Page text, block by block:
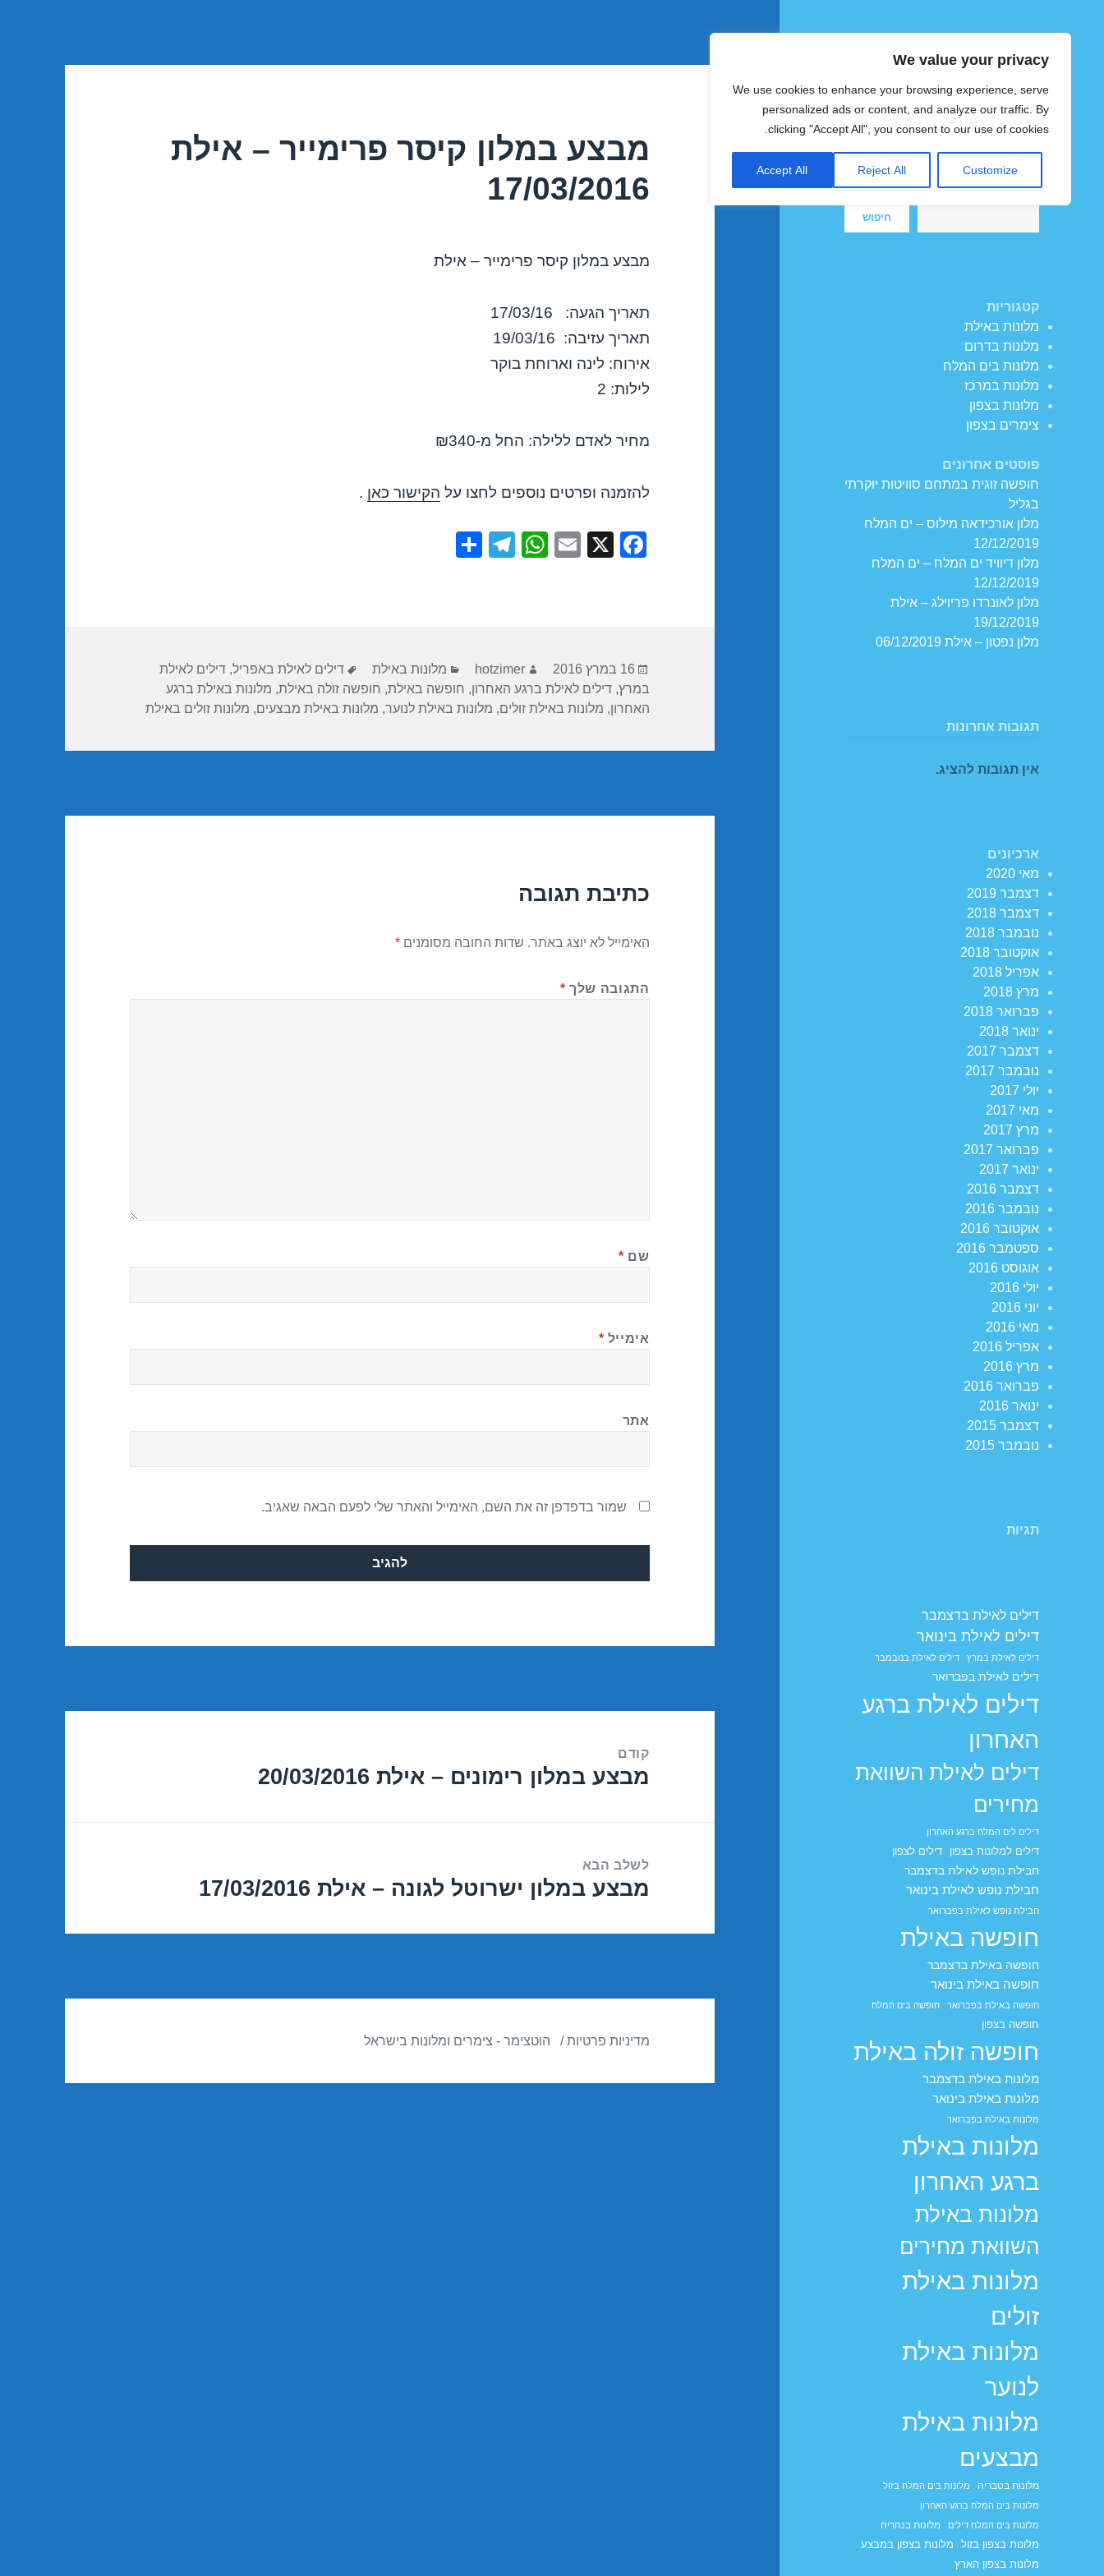
We value your privacy
We use cookies to enhance your browsing experience, serve
personalized ads or content, and analyze our traffic. By
clicking "Accept All", you consent to our use of cookies.
Customize
Reject All
Accept All
צימרים ומלונות זולים בישראל
חיפוש
חיפוש
קטגוריות
מלונות באילת
מלונות בדרום
מלונות בים המלח
מלונות במרכז
מלונות בצפון
צימרים בצפון
פוסטים אחרונים
חופשה זוגית במתחם סוויטות יוקרתי
בגליל
מלון אורכידאה מילוס – ים המלח
12/12/2019
מלון דיוויד ים המלח – ים המלח
12/12/2019
מלון לאונרדו פריוילג – אילת
19/12/2019
מלון נפטון – אילת 06/12/2019
תגובות אחרונות
אין תגובות להציג.
ארכיונים
מאי 2020
דצמבר 2019
דצמבר 2018
נובמבר 2018
אוקטובר 2018
אפריל 2018
מרץ 2018
פברואר 2018
ינואר 2018
דצמבר 2017
נובמבר 2017
יולי 2017
מאי 2017
מרץ 2017
פברואר 2017
ינואר 2017
דצמבר 2016
נובמבר 2016
אוקטובר 2016
ספטמבר 2016
אוגוסט 2016
יולי 2016
יוני 2016
מאי 2016
אפריל 2016
מרץ 2016
פברואר 2016
ינואר 2016
דצמבר 2015
נובמבר 2015
תגיות
דילים לאילת בדצמבר
דילים לאילת בינואר
דילים לאילת במרץ דילים לאילת בנובמבר
דילים לאילת בפברואר
דילים לאילת ברגע
האחרון
דילים לאילת השוואת
מחירים
דילים לים המלח ברגע האחרון
דילים למלונות בצפון דילים לצפון
חבילת נופש לאילת בדצמבר
חבילת נופש לאילת בינואר
חבילת נופש לאילת בפברואר
חופשה באילת
חופשה באילת בדצמבר
חופשה באילת בינואר
חופשה באילת בפברואר חופשה בים המלח
חופשה בצפון
חופשה זולה באילת
מלונות באילת בדצמבר
מלונות באילת בינואר
מלונות באילת בפברואר
מלונות באילת
ברגע האחרון
מלונות באילת
השוואת מחירים
מלונות באילת
זולים
מלונות באילת
לנוער
מלונות באילת
מבצעים
מלונות בטבריה
מלונות בים המלח בזול
מלונות בים המלח ברגע האחרון
מלונות בים המלח דילים
מלונות בנהריה
מלונות בצפון בזול
מלונות בצפון במבצע
מלונות בצפון הארץ
מבצע במלון קיסר פרימייר – אילת
17/03/2016
מבצע במלון קיסר פרימייר – אילת
תאריך הגעה: 17/03/16
תאריך עזיבה: 19/03/16
אירוח: לינה וארוחת בוקר
לילות: 2
מחיר לאדם ללילה: החל מ-₪340
להזמנה ופרטים נוספים לחצו על הקישור כאן .
F
o
o
X
E
W
p
p
T
m
פורסם
בתאריך
16 במרץ 2016 מחבר
hotzimer קטגוריות
מלונות באילת תגיות
דילים לאילת באפריל,דילים לאילת
במרץ,דילים לאילת ברגע האחרון, חופשה באילת, חופשה זולה באילת, מלונות באילת ברגע
האחרון, מלונות באילת זולים, מלונות באילת לנוער, מלונות באילת מבצעים, מלונות זולים באילת
כתיבת תגובה
האימייל לא יוצג באתר. שדות החובה מסומנים*
התגובה שלך *
שם *
אימייל *
אתר
שמור בדפדפן זה את השם, האימייל והאתר שלי לפעם הבאה שאגיב.
קודם
הפוסט
מבצע במלון רימונים – אילת 20/03/2016
לשלב הבא
הפוסט
מבצע במלון ישרוטל לגונה – אילת 17/03/2016
מדיניות פרטיות הוטצימר - צימרים ומלונות בישראל